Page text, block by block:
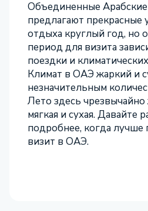
Объединенные
предлагают прекрасные
отдыха круглый год, но
период для визита
поездки и
Климат в ОАЭ жаркий и
незначительным
Лето здесь чрезвычайно
мягкая и сухая. Давайте
подробнее, когда лучше
визит в ОАЭ.